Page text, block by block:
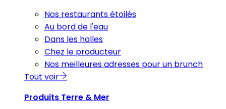
Nos restaurants étoilés
Au bord de l'eau
Dans les halles
Chez le producteur
Nos meilleures adresses pour un brunch
Tout voir
Produits Terre & Mer